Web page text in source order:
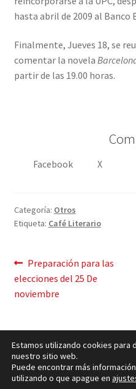
hasta abril de 2009 al Banco
Finalmente, Jueves 18, se
comentar la novela
partir de las 19.00 horas.
Facebook X
Categoría: Otros
Etiqueta: Café Literario
Mensaje
de
Publicación
anterior:
Preparación para las
elecciones del 25 De
noviembre
Política de cookies – ©
Estamos utilizando cookies para
nuestro sitio web.
Puede encontrar más
utilizando o que apague en